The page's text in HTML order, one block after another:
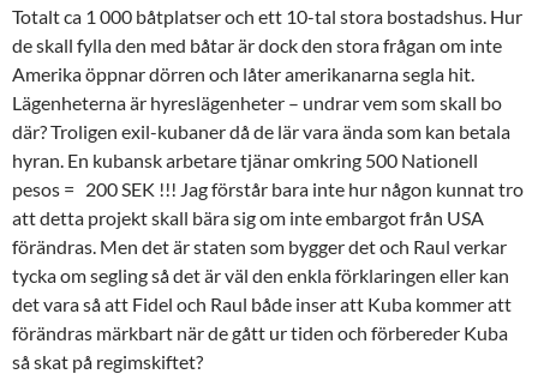
Totalt ca 1 000 båtplatser och ett 10-tal stora bostadshus. Hur
de skall fylla den med båtar är dock den stora frågan om inte
Amerika öppnar dörren och låter amerikanarna segla hit.
Lägenheterna är hyreslägenheter – undrar vem som skall bo
där? Troligen exil-kubaner då de lär vara ända som kan betala
hyran. En kubansk arbetare tjänar omkring 500 Nationell
pesos = 200 SEK !!! Jag förstår bara inte hur någon kunnat tro
att detta projekt skall bära sig om inte embargot från USA
förändras. Men det är staten som bygger det och Raul verkar
tycka om segling så det är väl den enkla förklaringen eller kan
det vara så att Fidel och Raul både inser att Kuba kommer att
förändras märkbart när de gått ur tiden och förbereder Kuba
så skat på regimskiftet?